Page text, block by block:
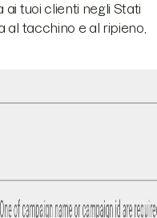
ai tuoi clienti negli Stati
al tacchino e al ripieno,